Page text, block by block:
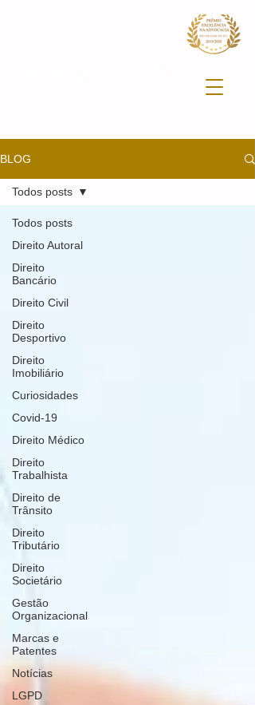
BLOG
Todos posts
Direito Autoral
Direito
Bancário
Direito Civil
Direito
Desportivo
Direito
Imobiliário
Curiosidades
Covid-19
Direito Médico
Direito
Trabalhista
Direito de
Trânsito
Direito
Tributário
Direito
Societário
Gestão
Organizacional
Marcas e
Patentes
Notícias
LGPD
Todos posts